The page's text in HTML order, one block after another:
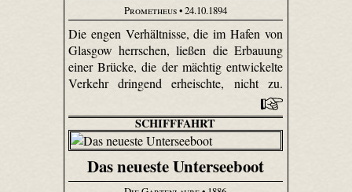
Prometheus• 24.10.1894
Die engen Verhältnisse, die im Hafen von
Glasgow herrschen, ließen die Erbauung
einer Brücke, die der mächtig entwickelte
Verkehr dringend erheischte, nicht zu.
SCHIFFFAHRT
Das neueste Unterseeboot